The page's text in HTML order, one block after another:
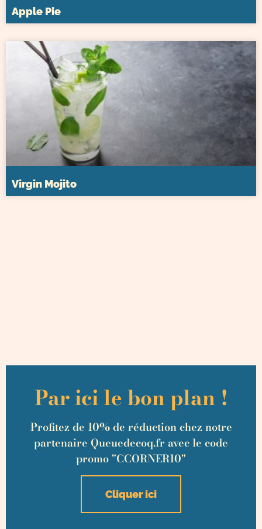
Apple Pie
Virgin Mojito
Par ici le bon plan !
Profitez de 10% de réduction chez notre
partenaire Queuedecoq.fr avec le code
promo "CCORNER10"
Cliquer ici